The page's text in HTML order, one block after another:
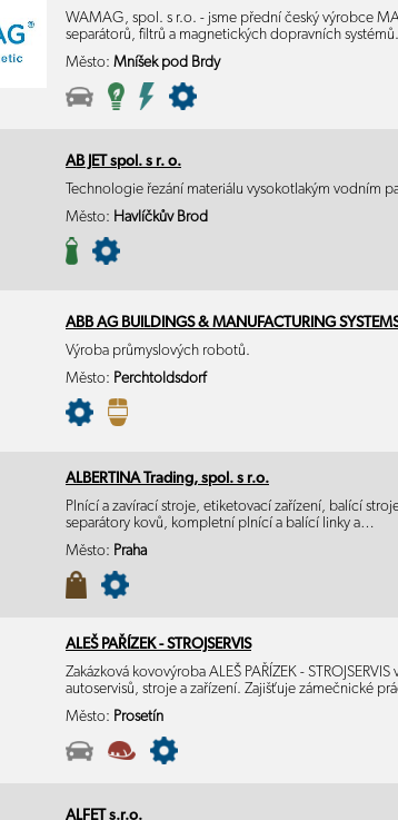
WAMAG, spol. s r.o. - jsme přední český výrobce
separátorů, filtrů a magnetických dopravních
Město: Mníšek pod Brdy
AB JET spol. s r. o.
Technologie řezání materiálu vysokotlakým vodním
Město: Havlíčkův Brod
ABB AG BUILDINGS & MANUFACTURING
Výroba průmyslových robotů.
Město: Perchtoldsdorf
ALBERTINA Trading, spol. s r.o.
Plnící a zavírací stroje, etiketovací zařízení, balící
separátory kovů, kompletní plnící a balící linky a…
Město: Praha
ALEŠ PAŘÍZEK - STROJSERVIS
Zakázková kovovýroba ALEŠ PAŘÍZEK -
autoservisů, stroje a zařízení. Zajišťuje zámečnické
Město: Prosetín
ALFET s.r.o.